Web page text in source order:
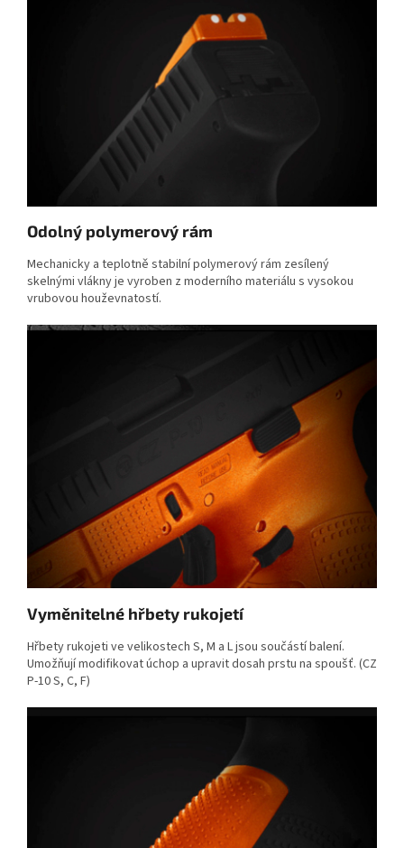
Odolný polymerový rám
Mechanicky a teplotně stabilní polymerový rám zesílený
skelnými vlákny je vyroben z moderního materiálu s vysokou
vrubovou houževnatostí.
Vyměnitelné hřbety rukojetí
Hřbety rukojeti ve velikostech S, M a L jsou součástí balení.
Umožňují modifikovat úchop a upravit dosah prstu na spoušť. (CZ
P-10 S, C, F)